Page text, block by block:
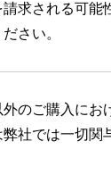
求される可能
さい。
のご購入にお
社では一切関